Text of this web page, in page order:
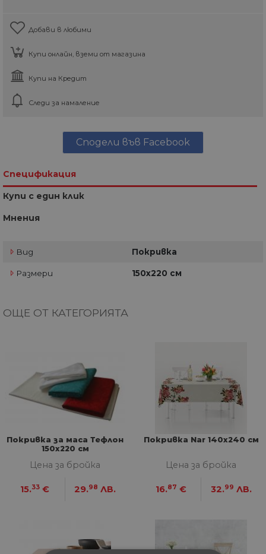
Добави в любими
Купи онлайн, вземи от магазина
Купи на Кредит
Следи за намаление
Сподели във Facebook
Спецификация
Купи с един клик
Мнения
Вид Покривка
Размери 150х220 см
ОЩЕ ОТ КАТЕГОРИЯТА
Покривка за маса Тефлон
150х220 см
Цена за бройка
15.33 € 29.98 ЛВ.
Покривка Nar 140x240 см
Цена за бройка
16.87 € 32.99 ЛВ.